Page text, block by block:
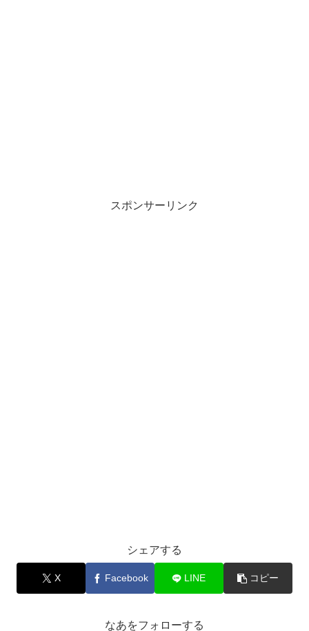
スポンサーリンク
シェアする
X Facebook LINE コピー
なあをフォローする